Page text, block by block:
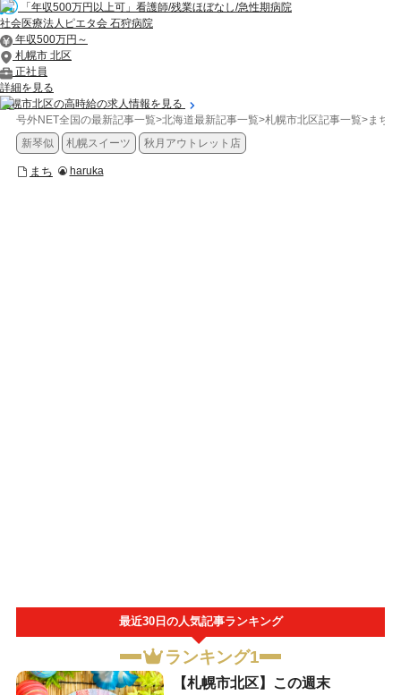
「年収500万円以上可」看護師/残業ほぼなし/急性期病院
社会医療法人ピエタ会 石狩病院
年収500万円～
札幌市 北区
正社員
詳細を見る
札幌市北区の高時給の求人情報を見る
号外NET全国の最新記事一覧>北海道最新記事一覧>札幌市北区記事一覧>まち
新琴似
札幌スイーツ 秋月アウトレット店
まち haruka
最近30日の人気記事ランキング
ランキング1
【札幌市北区】この週末